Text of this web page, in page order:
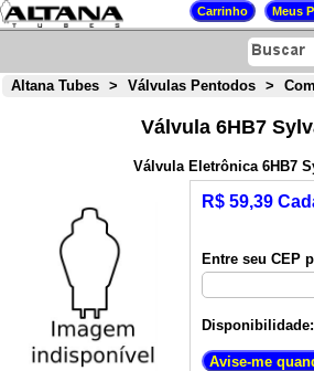
Altana Tubes > Válvulas Pentodos >
Válvula 6HB7
Válvula Eletrônica 6HB7
R$ 59,39
Entre seu CEP
Disponibilidade: